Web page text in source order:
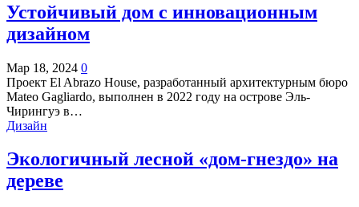
Устойчивый дом с инновационным
дизайном
Мар 18, 2024 0
Проект El Abrazo House, разработанный архитектурным бюро
Mateo Gagliardo, выполнен в 2022 году на острове Эль-
Чирингуэ в…
Дизайн
Экологичный лесной «дом-гнездо» на
дереве